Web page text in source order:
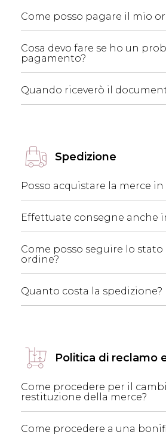
Come posso pagare il mio
Cosa devo fare se ho un
pagamento?
Quando riceverò il
Spedizione
Posso acquistare la merce
Effettuate consegne anche
Come posso seguire lo stato
ordine?
Quanto costa la spedizione?
Politica di reclamo
Come procedere per il
restituzione della merce?
Come procedere a una